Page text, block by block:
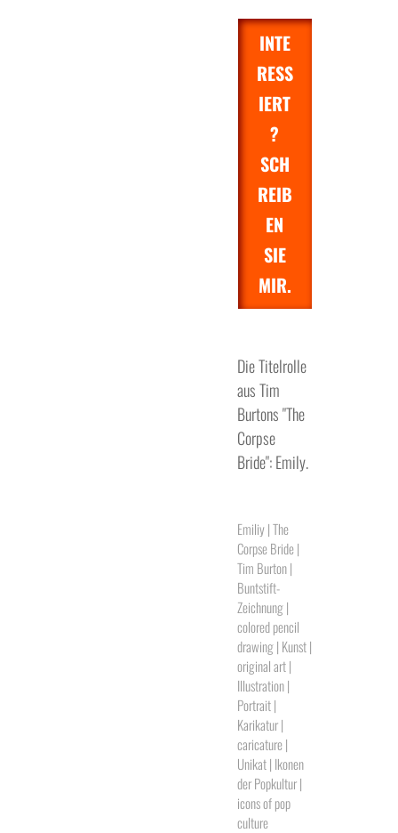
INTE
RESS
IERT
?
SCH
REIB
EN
SIE
MIR.
Die Titelrolle
aus Tim
Burtons "The
Corpse
Bride": Emily.
Emiliy | The
Corpse Bride |
Tim Burton |
Buntstift-
Zeichnung |
colored pencil
drawing | Kunst |
original art |
Illustration |
Portrait |
Karikatur |
caricature |
Unikat | Ikonen
der Popkultur |
icons of pop
culture